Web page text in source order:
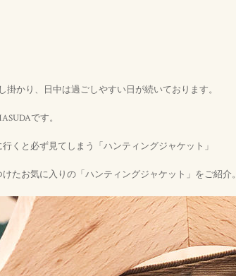
掛かり、日中は過ごしやすい日が続いております。
です。
くと必ず見てしまう「ハンティングジャケット」
たお気に入りの「ハンティングジャケット」をご紹介。